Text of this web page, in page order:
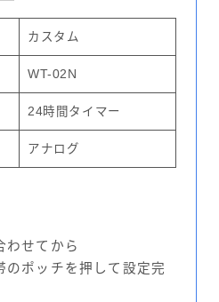
カスタム
WT-02N
24時間タイマー
アナログ
わせてから
のポッチを押して設定完